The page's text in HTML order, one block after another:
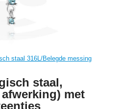
staal 316L/Belegde messing
staal,
met